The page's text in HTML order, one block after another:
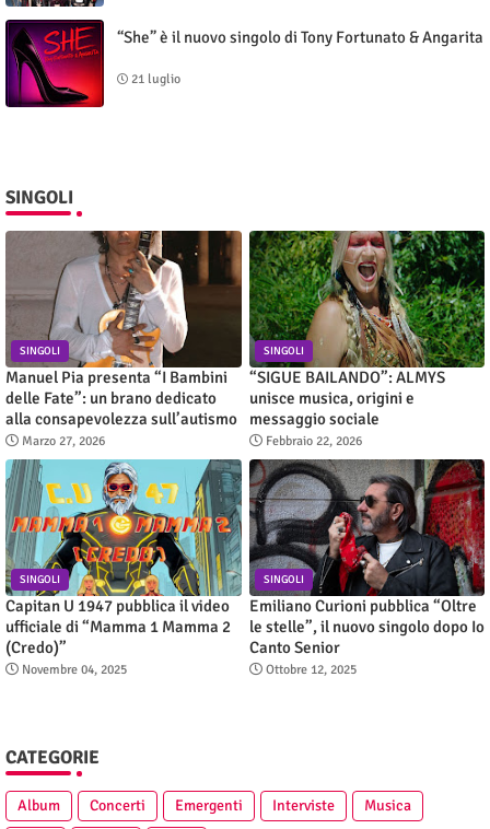
“She” è il nuovo singolo di Tony Fortunato & Angarita
21 luglio
SINGOLI
SINGOLI
Manuel Pia presenta “I Bambini
delle Fate”: un brano dedicato
alla consapevolezza sull’autismo
Marzo 27, 2026
SINGOLI
“SIGUE BAILANDO”: ALMYS
unisce musica, origini e
messaggio sociale
Febbraio 22, 2026
SINGOLI
Capitan U 1947 pubblica il video
ufficiale di “Mamma 1 Mamma 2
(Credo)”
Novembre 04, 2025
SINGOLI
Emiliano Curioni pubblica “Oltre
le stelle”, il nuovo singolo dopo Io
Canto Senior
Ottobre 12, 2025
CATEGORIE
Album Concerti Emergenti Interviste
Musica